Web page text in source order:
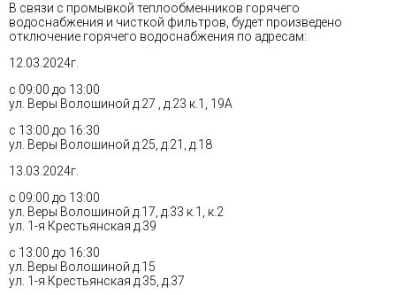
В связи с промывкой теплообменников горячего
водоснабжения и чисткой фильтров, будет произведено
отключение горячего водоснабжения по адресам:
12.03.2024г.
с 09:00 до 13:00
ул. Веры Волошиной д.27 , д.23 к.1, 19А
с 13:00 до 16:30
ул. Веры Волошиной д.25, д.21, д.18
13.03.2024г.
с 09:00 до 13:00
ул. Веры Волошиной д.17, д.33 к.1, к.2
ул. 1-я Крестьянская д.39
с 13:00 до 16:30
ул. Веры Волошиной д.15
ул. 1-я Крестьянская д.35, д.37